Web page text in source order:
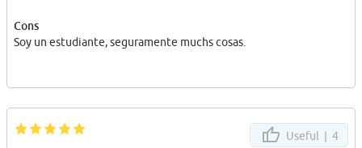
Cons
Soy un estudiante, seguramente muchs cosas.
Useful | 4